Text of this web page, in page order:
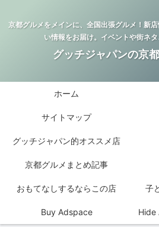
京都グルメをメインに、全国出張グルメ！新
い情報をお届け。イベントや街ネ
グッチジャパンの京
ホーム
サイトマップ
グッチジャパン的オススメ店
京都グルメまとめ記事
おもてなしするならこの店 子
Buy Adspace Hide